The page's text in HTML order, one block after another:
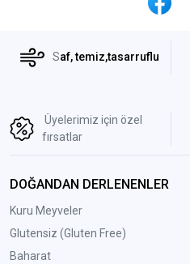
Saf, temiz,tasarruflu
Üyelerimiz için özel
fırsatlar
DOĞANDAN DERLENENLER
Kuru Meyveler
Glutensiz (Gluten Free)
Baharat